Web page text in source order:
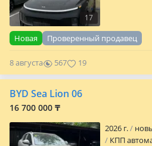
17
Новая Проверенный продавец
8 августа 567 19
BYD Sea Lion 06
16 700 000 ₸
2026 г.
КПП